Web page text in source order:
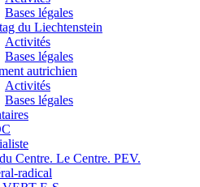
Bases légales
du Liechtenstein
Activités
Bases légales
autrichien
Activités
Bases légales
Centre. Le Centre. PEV.
radical